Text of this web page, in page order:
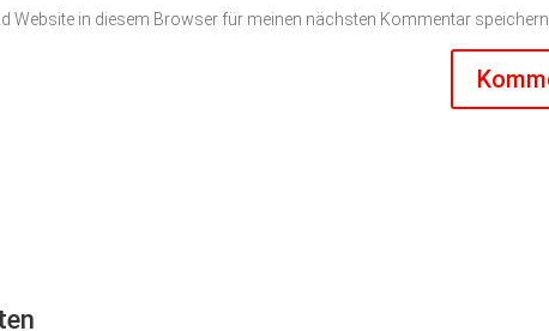
Website in diesem Browser für meinen nächsten Kommentar speichern.